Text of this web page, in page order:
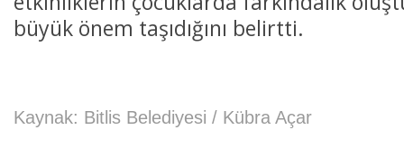
büyük önem taşıdığını belirtti.
Kaynak: Bitlis Belediyesi / Kübra Açar